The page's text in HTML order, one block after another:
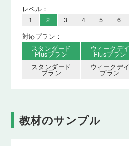
レベル：
1
2 3 4 5 6
対応プラン：
スタンダード
Plusプラン
ウィークデイ
Plusプラン
スタンダード
プラン
ウィークデイ
プラン
教材のサンプル